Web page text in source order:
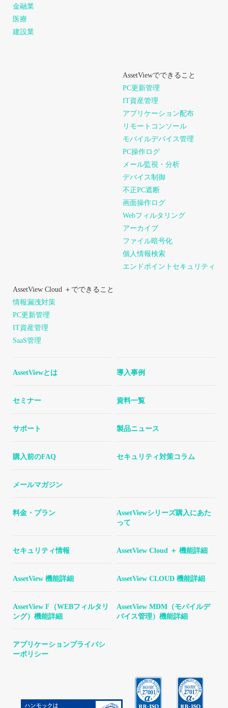
金融業
医療
建設業
AssetViewでできること
PC更新管理
IT資産管理
アプリケーション配布
リモートコンソール
モバイルデバイス管理
PC操作ログ
メール監視・分析
デバイス制御
不正PC遮断
画面操作ログ
Webフィルタリング
アーカイブ
ファイル暗号化
個人情報検索
エンドポイントセキュリティ
AssetView Cloud ＋でできること
情報漏洩対策
PC更新管理
IT資産管理
SaaS管理
AssetViewとは 導入事例
セミナー 資料一覧
サポート 製品ニュース
購入前のFAQ セキュリティ対策コラム
メールマガジン
料金・プラン
AssetViewシリーズ購入にあた
って
セキュリティ情報 AssetView Cloud ＋ 機能詳細
AssetView 機能詳細 AssetView CLOUD 機能詳細
AssetView F（WEBフィルタリ
ング）機能詳細
AssetView MDM（モバイルデ
バイス管理）機能詳細
アプリケーションプライバシ
ーポリシー